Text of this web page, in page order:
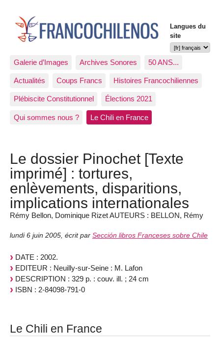
Langues du
site
Galerie d’Images Archives Sonores 50 ANS...
Actualités Coups Francs Histoires Francochiliennes
Plébiscite Constitutionnel Élections 2021
Qui sommes nous ? Le Chili en France
Le dossier Pinochet [Texte
imprimé] : tortures,
enlèvements, disparitions,
implications internationales
Rémy Bellon, Dominique Rizet AUTEURS : BELLON, Rémy
lundi 6 juin 2005, écrit par Sección libros Franceses sobre Chile
DATE : 2002.
EDITEUR : Neuilly-sur-Seine : M. Lafon
DESCRIPTION : 329 p. : couv. ill. ; 24 cm
ISBN : 2-84098-791-0
Le Chili en France